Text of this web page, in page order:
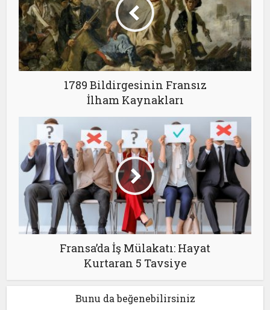
1789 Bildirgesinin Fransız
İlham Kaynakları
Fransa’da İş Mülakatı: Hayat
Kurtaran 5 Tavsiye
Bunu da beğenebilirsiniz